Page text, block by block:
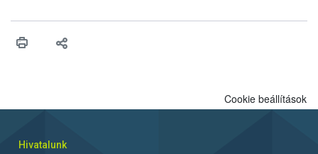
vonni az ebek viselkedésének megítélésében jártas szakértőt.
Cookie beállítások
Hivatalunk